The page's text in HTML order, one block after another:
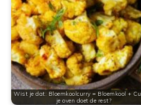
Wist je dat: Bloemkoolcurry = Bloemkool +
je oven doet de rest?